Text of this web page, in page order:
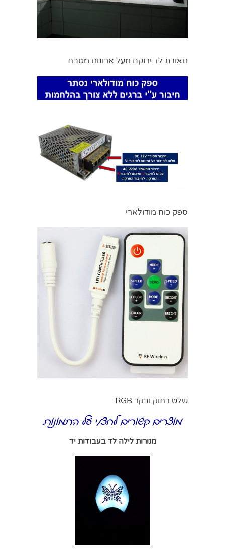
תאורת לד ירוקה מעל ארונות מטבח
ספק כוח מודולארי
שלט רחוק ובקר RGB
מוצרים קשורים לחצ/י על התמונות
מנורות לילה לד בעבודות יד